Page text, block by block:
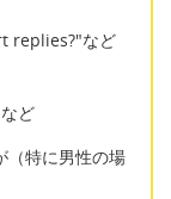
replies?"など
ど
（特に男性の場